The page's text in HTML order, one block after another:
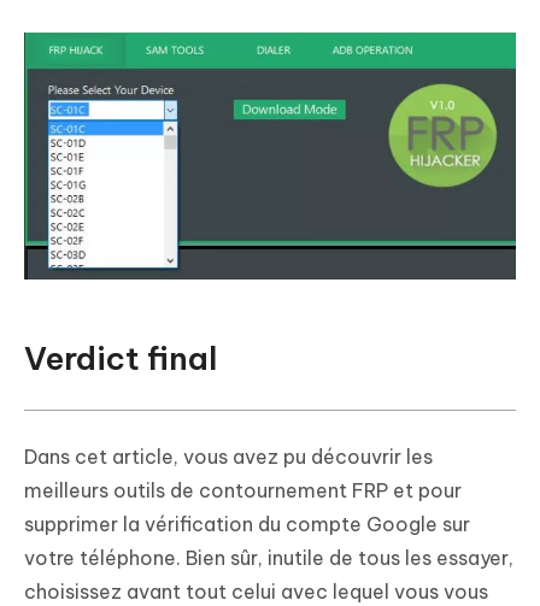
Verdict final
Dans cet article, vous avez pu découvrir les
meilleurs outils de contournement FRP et pour
supprimer la vérification du compte Google sur
votre téléphone. Bien sûr, inutile de tous les essayer,
choisissez avant tout celui avec lequel vous vous